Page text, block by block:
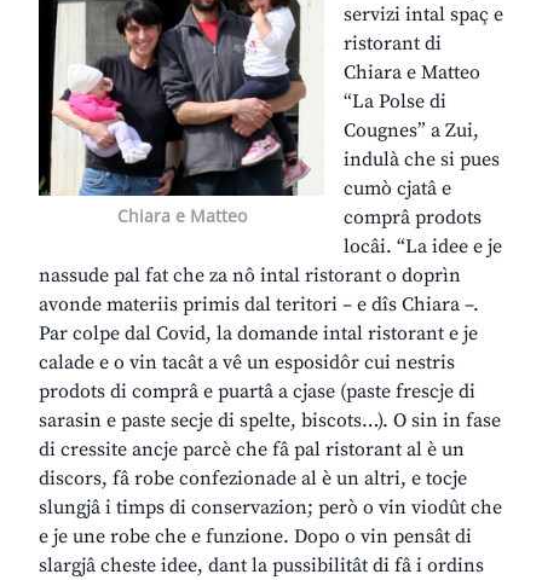
Chiara e Matteo
servizi intal spaç e
ristorant di
Chiara e Matteo
“La Polse di
Cougnes” a Zui,
indulà che si pues
cumò cjatâ e
comprâ prodots
locâi. “La idee e je
nassude pal fat che za nô intal ristorant o doprìn
avonde materiis primis dal teritori – e dîs Chiara –.
Par colpe dal Covid, la domande intal ristorant e je
calade e o vin tacât a vê un esposidôr cui nestris
prodots di comprâ e puartâ a cjase (paste frescje di
sarasin e paste secje di spelte, biscots…). O sin in fase
di cressite ancje parcè che fâ pal ristorant al è un
discors, fâ robe confezionade al è un altri, e tocje
slungjâ i timps di conservazion; però o vin viodût che
e je une robe che e funzione. Dopo o vin pensât di
slargjâ cheste idee, dant la pussibilitât di fâ i ordins